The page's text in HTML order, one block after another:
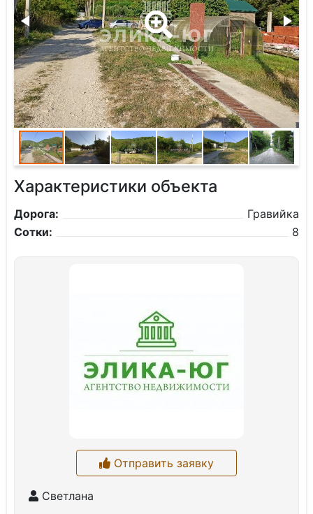
Характеристики объекта
Дорога:
Гравийка
Сотки:
8
Отправить заявку
Светлана